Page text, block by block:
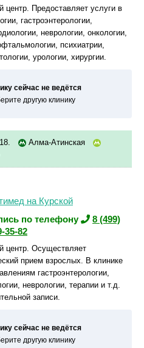
Предоставляет услуги в
гастроэнтерологии,
неврологии, онкологии,
психиатрии,
урологии, хирургии.
сейчас не ведётся
другую клинику
Алма-Атинская
на Курской
по телефону
8 (499)
35-82
центр. Осуществляет
прием взрослых. В клинике
гастроэнтерологии,
неврологии, терапии и т.д.
записи.
сейчас не ведётся
другую клинику